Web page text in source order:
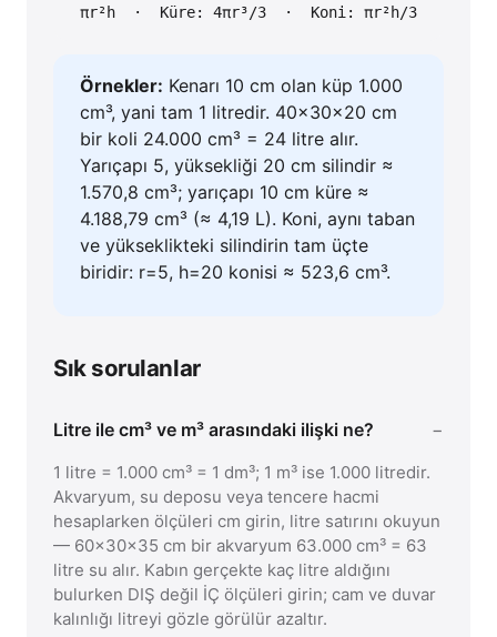
πr²h · Küre: 4πr³/3 · Koni: πr²h/3
Örnekler: Kenarı 10 cm olan küp 1.000
cm³, yani tam 1 litredir. 40×30×20 cm
bir koli 24.000 cm³ = 24 litre alır.
Yarıçapı 5, yüksekliği 20 cm silindir ≈
1.570,8 cm³; yarıçapı 10 cm küre ≈
4.188,79 cm³ (≈ 4,19 L). Koni, aynı taban
ve yükseklikteki silindirin tam üçte
biridir: r=5, h=20 konisi ≈ 523,6 cm³.
Sık sorulanlar
Litre ile cm³ ve m³ arasındaki ilişki ne?
1 litre = 1.000 cm³ = 1 dm³; 1 m³ ise 1.000 litredir.
Akvaryum, su deposu veya tencere hacmi
hesaplarken ölçüleri cm girin, litre satırını okuyun
— 60×30×35 cm bir akvaryum 63.000 cm³ = 63
litre su alır. Kabın gerçekte kaç litre aldığını
bulurken DIŞ değil İÇ ölçüleri girin; cam ve duvar
kalınlığı litreyi gözle görülür azaltır.